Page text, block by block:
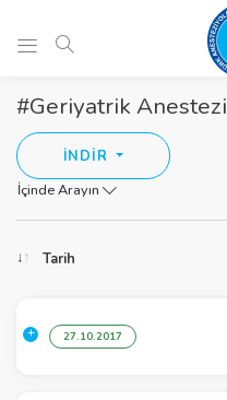
#Geriyatrik Anestezi
İNDİR
İçinde Arayın
Tarih
27.10.2017